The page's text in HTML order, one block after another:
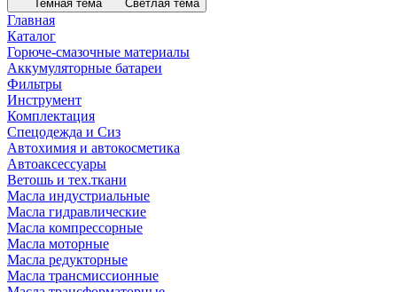
Темная тема Светлая тема
Главная
Каталог
Горюче-смазочные материалы
Аккумуляторные батареи
Фильтры
Инструмент
Комплектация
Спецодежда и Сиз
Автохимия и автокосметика
Автоаксессуары
Ветошь и тех.ткани
Масла индустриальные
Масла гидравлические
Масла компрессорные
Масла моторные
Масла редукторные
Масла трансмиссионные